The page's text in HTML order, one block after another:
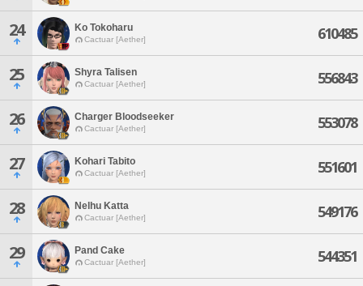
24 Ko Tokoharu
Cactuar [Aether] 610485
25 Shyra Talisen
Cactuar [Aether] 556843
26 Charger Bloodseeker
Cactuar [Aether] 553078
27 Kohari Tabito
Cactuar [Aether] 551601
28 Nelhu Katta
Cactuar [Aether] 549176
29 Pand Cake
Cactuar [Aether] 544351